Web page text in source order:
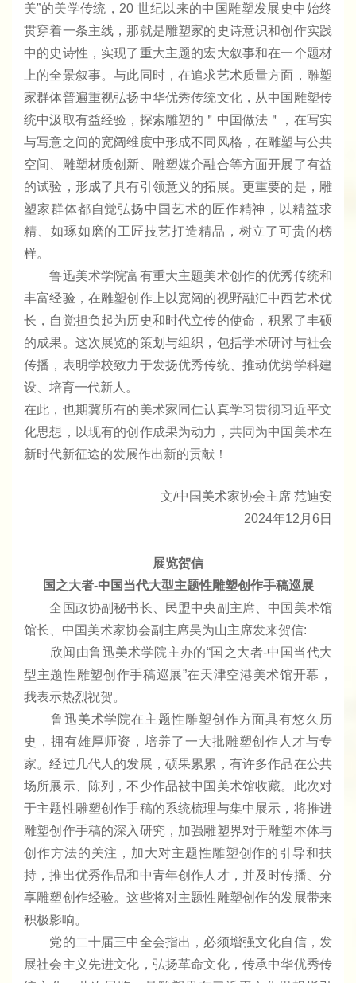
美”的美学传统，20 世纪以来的中国雕塑发展史中始终
贯穿着一条主线，那就是雕塑家的史诗意识和创作实践
中的史诗性，实现了重大主题的宏大叙事和在一个题材
上的全景叙事。与此同时，在追求艺术质量方面，雕塑
家群体普遍重视弘扬中华优秀传统文化，从中国雕塑传
统中汲取有益经验，探索雕塑的＂中国做法＂，在写实
与写意之间的宽阔维度中形成不同风格，在雕塑与公共
空间、雕塑材质创新、雕塑媒介融合等方面开展了有益
的试验，形成了具有引领意义的拓展。更重要的是，雕
塑家群体都自觉弘扬中国艺术的匠作精神，以精益求
精、如琢如磨的工匠技艺打造精品，树立了可贵的榜
样。
鲁迅美术学院富有重大主题美术创作的优秀传统和
丰富经验，在雕塑创作上以宽阔的视野融汇中西艺术优
长，自觉担负起为历史和时代立传的使命，积累了丰硕
的成果。这次展览的策划与组织，包括学术研讨与社会
传播，表明学校致力于发扬优秀传统、推动优势学科建
设、培育一代新人。
在此，也期冀所有的美术家同仁认真学习贯彻习近平文
化思想，以现有的创作成果为动力，共同为中国美术在
新时代新征途的发展作出新的贡献！
文/中国美术家协会主席 范迪安
2024年12月6日
展览贺信
国之大者-中国当代大型主题性雕塑创作手稿巡展
全国政协副秘书长、民盟中央副主席、中国美术馆
馆长、中国美术家协会副主席吴为山主席发来贺信:
欣闻由鲁迅美术学院主办的“国之大者-中国当代大
型主题性雕塑创作手稿巡展”在天津空港美术馆开幕，
我表示热烈祝贺。
鲁迅美术学院在主题性雕塑创作方面具有悠久历
史，拥有雄厚师资，培养了一大批雕塑创作人才与专
家。经过几代人的发展，硕果累累，有许多作品在公共
场所展示、陈列，不少作品被中国美术馆收藏。此次对
于主题性雕塑创作手稿的系统梳理与集中展示，将推进
雕塑创作手稿的深入研究，加强雕塑界对于雕塑本体与
创作方法的关注，加大对主题性雕塑创作的引导和扶
持，推出优秀作品和中青年创作人才，并及时传播、分
享雕塑创作经验。这些将对主题性雕塑创作的发展带来
积极影响。
党的二十届三中全会指出，必须增强文化自信，发
展社会主义先进文化，弘扬革命文化，传承中华优秀传